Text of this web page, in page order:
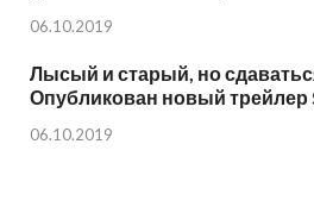
06.10.2019
Лысый и старый, но
Опубликован новый трейлер
06.10.2019